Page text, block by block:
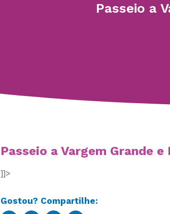
Passeio a
Passeio a Vargem Grande
]]>
Gostou? Compartilhe: